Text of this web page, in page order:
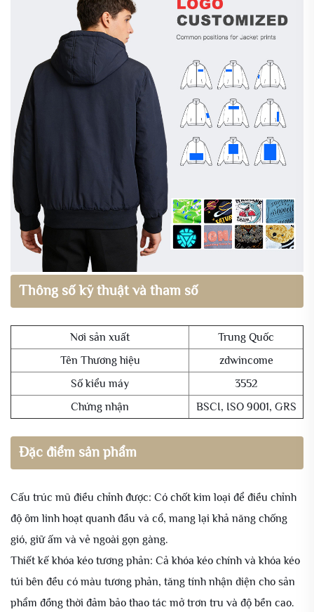
Thông số kỹ thuật và tham số
Nơi sản xuất
Trung Quốc
Tên Thương hiệu
zdwincome
Số kiểu máy
3552
Chứng nhận
BSCI, ISO 9001, GRS
Đặc điểm sản phẩm
Cấu trúc mũ điều chỉnh được: Có chốt kim loại để điều chỉnh
độ ôm linh hoạt quanh đầu và cổ, mang lại khả năng chống
gió, giữ ấm và vẻ ngoài gọn gàng.
Thiết kế khóa kéo tương phản: Cả khóa kéo chính và khóa kéo
túi bên đều có màu tương phản, tăng tính nhận diện cho sản
phẩm đồng thời đảm bảo thao tác mở trơn tru và độ bền cao.